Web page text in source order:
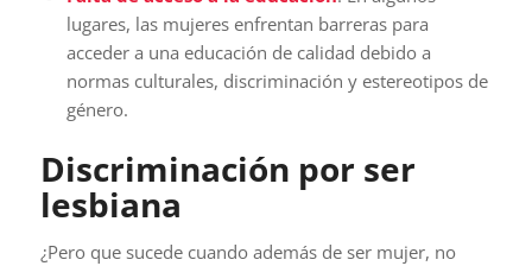
lugares, las mujeres enfrentan barreras para
acceder a una educación de calidad debido a
normas culturales, discriminación y estereotipos de
género.
Discriminación por ser
lesbiana
¿Pero que sucede cuando además de ser mujer, no